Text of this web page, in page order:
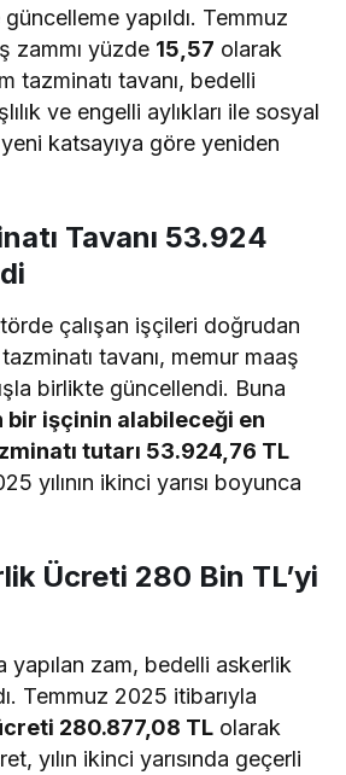
yapıldı. Temmuz
zammı yüzde 15,57 olarak
tazminatı tavanı, bedelli
ve engelli aylıkları ile sosyal
katsayıya göre yeniden
Tavanı 53.924
çalışan işçileri doğrudan
tavanı, memur maaş
birlikte güncellendi. Buna
bir işçinin alabileceği en
tutarı 53.924,76 TL
yılının ikinci yarısı boyunca
Ücreti 280 Bin TL’yi
yapılan zam, bedelli askerlik
Temmuz 2025 itibarıyla
280.877,08 TL olarak
yılın ikinci yarısında geçerli